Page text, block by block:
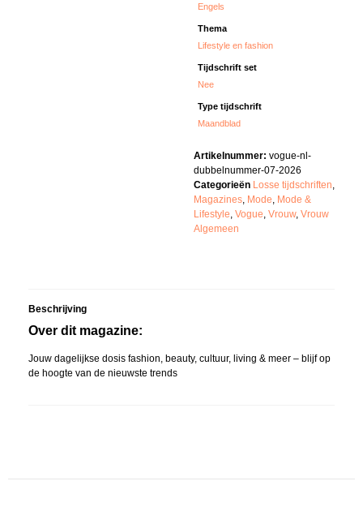
Engels
Thema
Lifestyle en fashion
Tijdschrift set
Nee
Type tijdschrift
Maandblad
Artikelnummer: vogue-nl-
dubbelnummer-07-2026
Categorieën Losse tijdschriften,
Magazines, Mode, Mode &
Lifestyle, Vogue, Vrouw, Vrouw
Algemeen
Beschrijving
Over dit magazine:
Jouw dagelijkse dosis fashion, beauty, cultuur, living & meer – blijf op
de hoogte van de nieuwste trends